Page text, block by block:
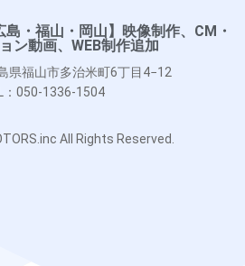
・福山・岡山】映像制作、CM・
ン動画、WEB制作追加
県福山市多治米町6丁目4−12
：050-1336-1504
All Rights Reserved.